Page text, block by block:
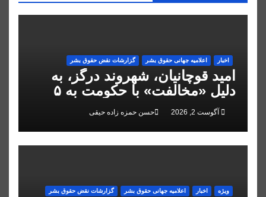
اخبار اعلاميه جهانی حقوق بشر گزارشات نقض حقوق بشر
امید قوچانیان، شهروند درگز، به
دلیل «مخالفت» با حکومت به ۵
سال زندان محکوم شد
آگوست 2, 2026 حسن حمزه زاده حیقی
ویژه اخبار اعلاميه جهانی حقوق بشر گزارشات نقض حقوق بشر